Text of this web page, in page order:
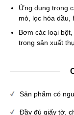
Ứng dụng trong
mỏ, lọc hóa dầu,
Bơm các loại
trong sản xuất
Sản phẩm có
Đầy đủ giấy tờ,